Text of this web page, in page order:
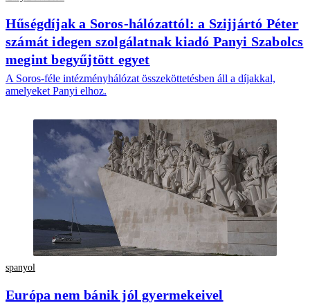
Hűségdíjak a Soros-hálózattól: a Szijjártó Péter
számát idegen szolgálatnak kiadó Panyi Szabolcs
megint begyűjtött egyet
A Soros-féle intézményhálózat összeköttetésben áll a díjakkal,
amelyeket Panyi elhoz.
spanyol
Európa nem bánik jól gyermekeivel